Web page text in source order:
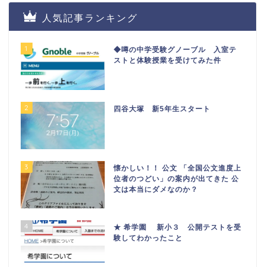
人気記事ランキング
1
◆噂の中学受験グノーブル 入室テ
ストと体験授業を受けてみた件
2 四谷大塚 新5年生スタート
3
懐かしい！！ 公文 「全国公文進度上
位者のつどい」の案内が出てきた 公
文は本当にダメなのか？
4
★ 希学園 新小３ 公開テストを受
験してわかったこと